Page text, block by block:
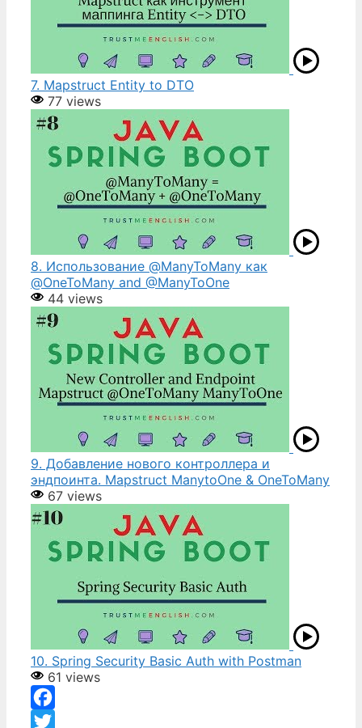
7. Mapstruct Entity to DTO
77 views
8. Использование @ManyToMany как
@OneToMany and @ManyToOne
44 views
9. Добавление нового контроллера и
эндпоинта. Mapstruct ManytoOne & OneToMany
67 views
10. Spring Security Basic Auth with Postman
61 views
Facebook